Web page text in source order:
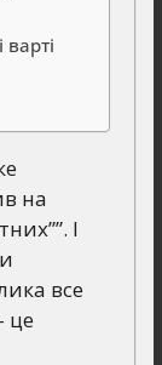
на
І
все
це